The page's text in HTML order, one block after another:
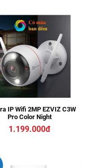
IP Wifi 2MP EZVIZ C3W
Pro Color Night
1.199.000đ